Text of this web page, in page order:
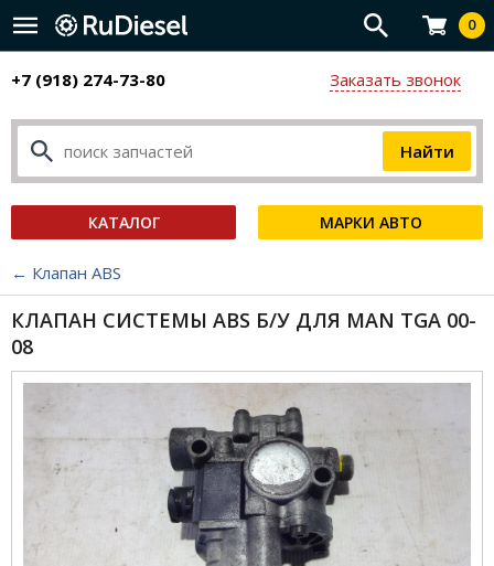
0
+7 (918) 274-73-80 Заказать звонок
КАТАЛОГ МАРКИ АВТО
← Клапан ABS
КЛАПАН СИСТЕМЫ ABS Б/У ДЛЯ MAN TGA 00-
08